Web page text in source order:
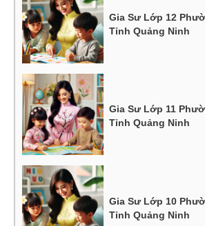
Gia Sư Lớp 12
Tỉnh Quảng Ninh
Gia Sư Lớp 11
Tỉnh Quảng Ninh
Gia Sư Lớp 10
Tỉnh Quảng Ninh